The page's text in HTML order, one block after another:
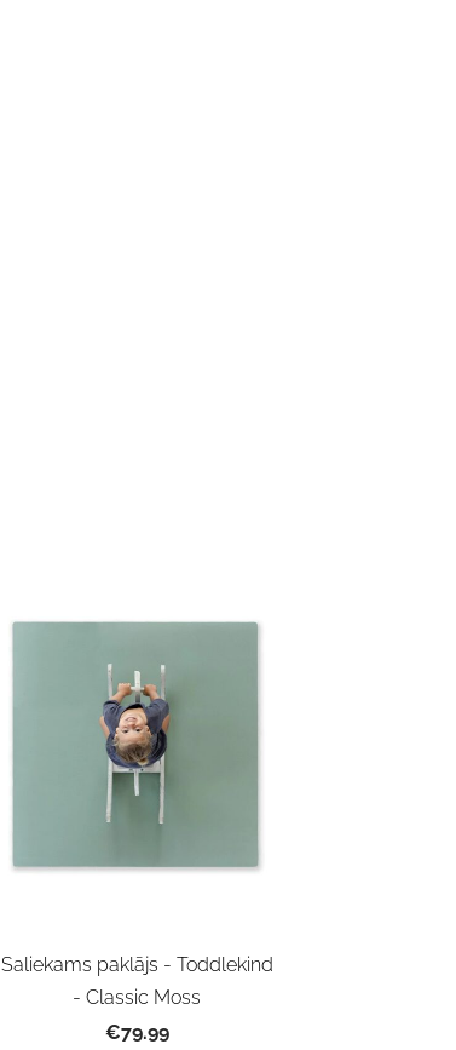
Saliekams paklājs - Toddlekind
- Classic Moss
€79.99